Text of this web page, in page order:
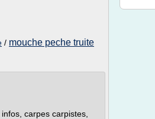
/ mouche peche truite
carpes carpistes,